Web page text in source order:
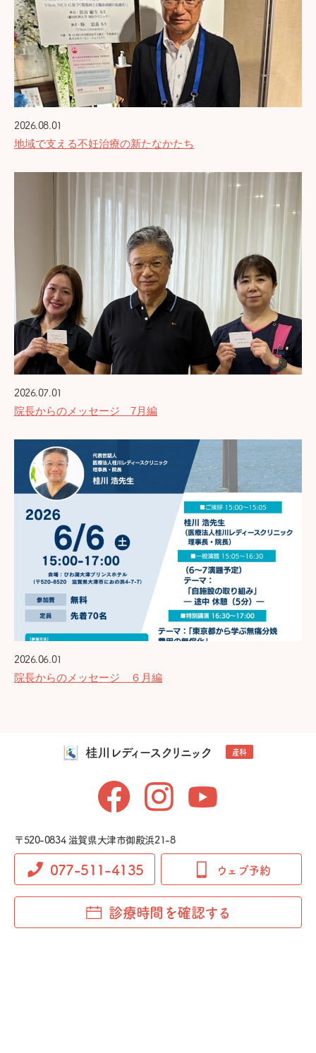
2026.08.01
地域で支える不妊治療の新たなかたち
2026.07.01
院長からのメッセージ 7月編
2026.06.01
院長からのメッセージ ６月編
桂川レディースクリニック 産科
〒520-0834 滋賀県大津市御殿浜21-8
077-511-4135 ウェブ予約
診療時間を確認する